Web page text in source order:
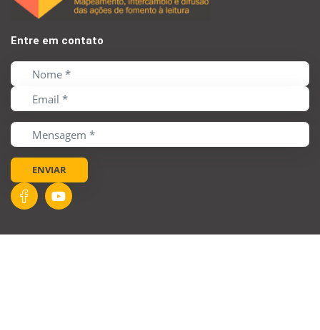
Entre em contato